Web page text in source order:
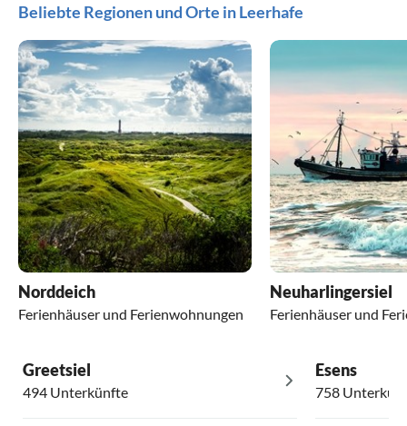
Beliebte Regionen und Orte in Leerhafe
Norddeich
Ferienhäuser und Ferienwohnungen
Neuharlingersiel
Ferienhäuser und
Greetsiel
494 Unterkünfte
Esens
758